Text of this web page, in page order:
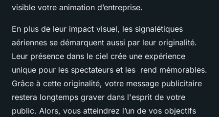
visible votre animation d’entreprise.
En plus de leur impact visuel, les signalétiques
aériennes se démarquent aussi par leur originalité.
Leur présence dans le ciel crée une expérience
unique pour les spectateurs et les rend mémorables.
Grâce à cette originalité, votre message publicitaire
restera longtemps graver dans l'esprit de votre
public. Alors, vous atteindrez l’un de vos objectifs